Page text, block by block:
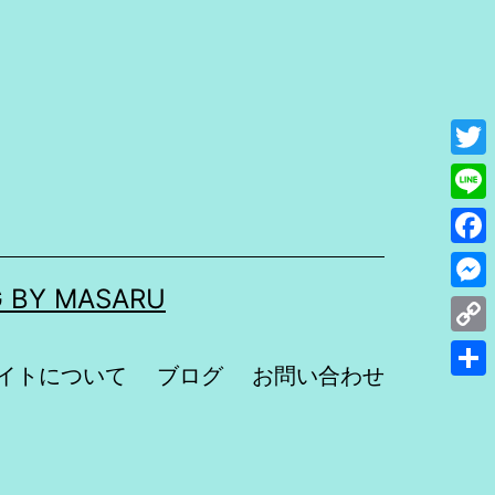
MASARU
トについて ブログ お問い合わせ
Line